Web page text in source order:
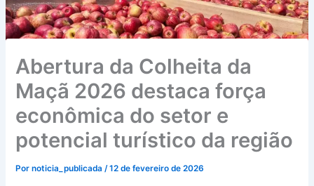
Abertura da Colheita da
Maçã 2026 destaca força
econômica do setor e
potencial turístico da região
Pornoticia_publicada /12 de fevereiro de 2026